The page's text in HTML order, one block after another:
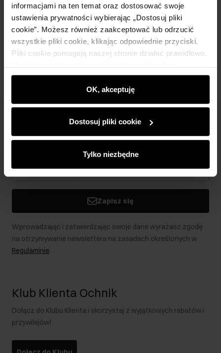
informacjami na ten temat oraz dostosować swoje
ustawienia prywatności wybierając „Dostosuj pliki
cookie”. Możesz również zaakceptować lub odrzucić
wszystkie pliki cookie, klikając odpowiednie przyciski.
Pliki cookie pomagają naszej stronie działać prawidłowo.
wyświetlać im dopasowane do ich preferencji treści,
rekomendacje oraz komunikaty reklamowe informujące o
najnowszych promocjach w e-sklepie. Informacje o tym,
partnerom społecznościowym, reklamowym i
analitycznym. Partnerzy mogą połączyć te informacje z
podczas korzystania z ich usług.
OK, akceptuję
Dostosuj pliki cookie
Tylko niezbędne
Skład i wymiary
Opinie
Newsletter
Bądź na bieżąco z nowościami i promocjami!
Zapisz się
Wprowadzając i zatwierdzając swoje dane wyrażasz zgodę
na otrzymywanie newslettera na zasadach określonych w
Regulaminie.
Klub Klienta Ochnik
Dołącz do Klubu Klienta i skorzystaj z wyjątkowych rabatów i
przywilejów!